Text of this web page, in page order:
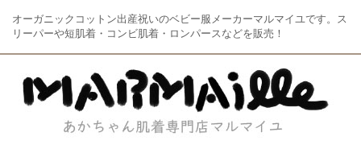
オーガニックコットン出産祝いのベビー服メーカーマルマイユです。ス
リーパーや短肌着・コンビ肌着・ロンパースなどを販売！